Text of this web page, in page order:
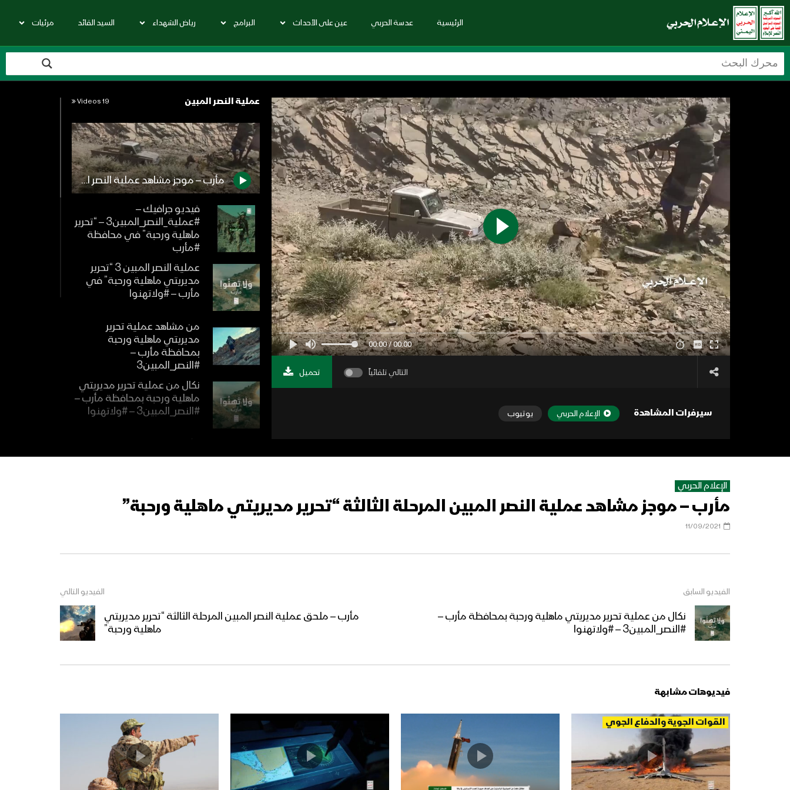
الرئيسية عدسة الحربي عين على الأحداث البرامج رياض الشهداء السيد القائد مرئيات
00:00 / 00:00
التالي تلقائياً تحميل
سيرفرات المشاهدة الإعلام الحربي يوتيوب
عملية النصر المبين 19 Videos
مأرب – موجز مشاهد عملية النصر المبين المرحلة الثالثة “تحرير مديريتي ماهلية ورحبة”
فيديو جرافيك –
#عملية_النصر_المبين3 – “تحرير
ماهلية ورحبة” في محافظة
#مأرب
عملية النصر المبين 3 “تحرير
مديريتي ماهلية ورحبة” في
مأرب – #ولاتهنوا
من مشاهد عملية تحرير
مديريتي ماهلية ورحبة
بمحافظة مأرب –
#النصر_المبين3
نكال من عملية تحرير مديريتي
ماهلية ورحبة بمحافظة مأرب –
#النصر_المبين3 – #ولاتهنوا
المبين المرحلة الثالثة “تحرير
إيجاز صحفي للمرحلة الثالثة من
عملية النصر المبين “تطهير
اقتحامات – من عملية النصر
المبين “المرحلة الثانية” –
البأس الشديد – من عملية النصر
المبين المرحلة الثانية – ولاتهنوا
الإعلام الحربي
مأرب – موجز مشاهد عملية النصر المبين المرحلة الثالثة “تحرير مديريتي ماهلية ورحبة”
11/09/2021
الفيديو السابق
نكال من عملية تحرير مديريتي ماهلية ورحبة بمحافظة مأرب –
#النصر_المبين3 – #ولاتهنوا
الفيديو التالي
مأرب – ملحق عملية النصر المبين المرحلة الثالثة “تحرير مديريتي
ماهلية ورحبة”
فيديوهات مشابهة
القوات الجوية والدفاع الجوي